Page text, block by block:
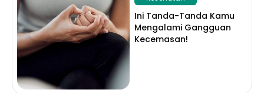
Ini Tanda-Tanda Kamu
Mengalami Gangguan
Kecemasan!